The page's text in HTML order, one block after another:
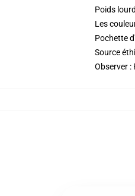
Poids
Les
Pochette
Source
Observer :